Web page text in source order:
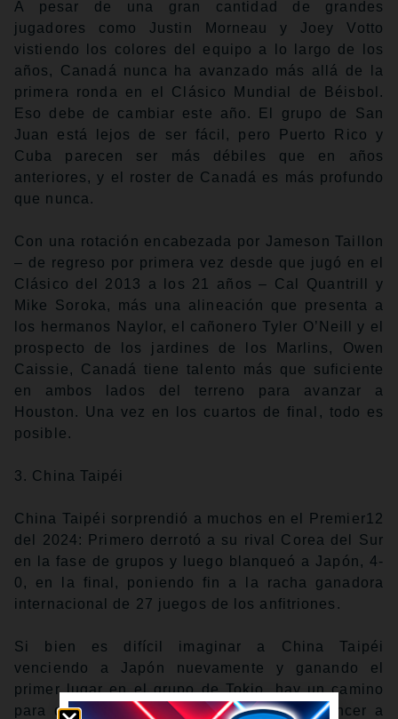
A pesar de una gran cantidad de grandes
jugadores como Justin Morneau y Joey Votto
vistiendo los colores del equipo a lo largo de los
años, Canadá nunca ha avanzado más allá de la
primera ronda en el Clásico Mundial de Béisbol.
Eso debe de cambiar este año. El grupo de San
Juan está lejos de ser fácil, pero Puerto Rico y
Cuba parecen ser más débiles que en años
anteriores, y el roster de Canadá es más profundo
que nunca.
Con una rotación encabezada por Jameson Taillon
– de regreso por primera vez desde que jugó en el
Clásico del 2013 a los 21 años – Cal Quantrill y
Mike Soroka, más una alineación que presenta a
los hermanos Naylor, el cañonero Tyler O’Neill y el
prospecto de los jardines de los Marlins, Owen
Caissie, Canadá tiene talento más que suficiente
en ambos lados del terreno para avanzar a
Houston. Una vez en los cuartos de final, todo es
posible.
3. China Taipéi
China Taipéi sorprendió a muchos en el Premier12
del 2024: Primero derrotó a su rival Corea del Sur
en la fase de grupos y luego blanqueó a Japón, 4-
0, en la final, poniendo fin a la racha ganadora
internacional de 27 juegos de los anfitriones.
Si bien es difícil imaginar a China Taipéi
venciendo a Japón nuevamente y ganando el
primer lugar en el grupo de Tokio, hay un camino
para que terminen segundos si pueden vencer a